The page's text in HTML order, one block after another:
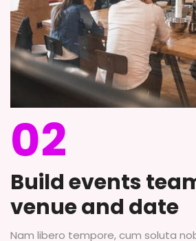
02
Build events
venue and date
Nam libero tempore, cum soluta